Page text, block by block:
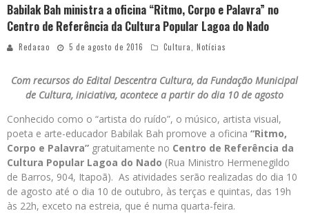
Babilak Bah ministra a oficina “Ritmo, Corpo e Palavra” no
Centro de Referência da Cultura Popular Lagoa do Nado
Redacao 5 de agosto de 2016 Cultura Notícias
Com recursos do Edital Descentra Cultura, da Fundação Municipal
de Cultura, iniciativa, acontece a partir do dia 10 de agosto
Conhecido como o “artista do ruído”, o músico, artista visual,
poeta e arte-educador Babilak Bah promove a oficina “Ritmo,
Corpo e Palavra” gratuitamente no Centro de Referência da
Cultura Popular Lagoa do Nado (Rua Ministro Hermenegildo
de Barros, 904, Itapoã). As atividades serão realizadas do dia 10
de agosto até o dia 10 de outubro, às terças e quintas, das 19h
às 22h, exceto na estreia, que é numa quarta-feira.